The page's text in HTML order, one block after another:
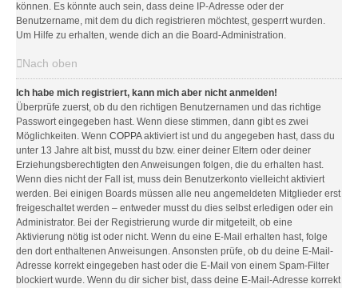
können. Es könnte auch sein, dass deine IP-Adresse oder der
Benutzername, mit dem du dich registrieren möchtest, gesperrt wurden.
Um Hilfe zu erhalten, wende dich an die Board-Administration.
Nach oben
Ich habe mich registriert, kann mich aber nicht anmelden!
Überprüfe zuerst, ob du den richtigen Benutzernamen und das richtige
Passwort eingegeben hast. Wenn diese stimmen, dann gibt es zwei
Möglichkeiten. Wenn COPPAaktiviert ist und du angegeben hast, dass du
unter 13 Jahre alt bist, musst du bzw. einer deiner Eltern oder deiner
Erziehungsberechtigten den Anweisungen folgen, die du erhalten hast.
Wenn dies nicht der Fall ist, muss dein Benutzerkonto vielleicht aktiviert
werden. Bei einigen Boards müssen alle neu angemeldeten Mitglieder erst
freigeschaltet werden – entweder musst du dies selbst erledigen oder ein
Administrator. Bei der Registrierung wurde dir mitgeteilt, ob eine
Aktivierung nötig ist oder nicht. Wenn du eine E-Mail erhalten hast, folge
den dort enthaltenen Anweisungen. Ansonsten prüfe, ob du deine E-Mail-
Adresse korrekt eingegeben hast oder die E-Mail von einem Spam-Filter
blockiert wurde. Wenn du dir sicher bist, dass deine E-Mail-Adresse korrekt